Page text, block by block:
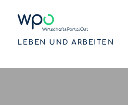
LEBEN UND ARBEITEN